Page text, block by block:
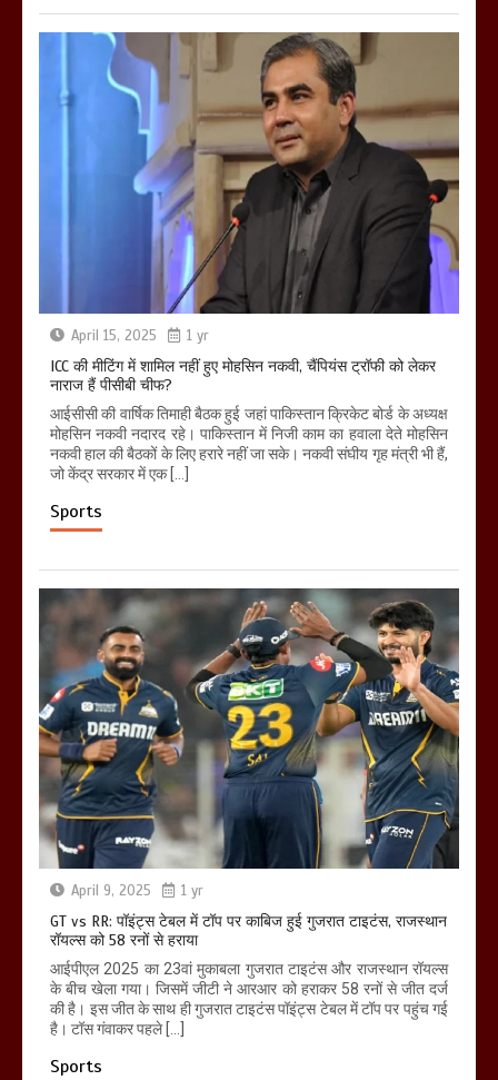
April 15, 2025 1 yr
ICC की मीटिंग में शामिल नहीं हुए मोहसिन नकवी, चैंपियंस ट्रॉफी को लेकर
नाराज हैं पीसीबी चीफ?
आईसीसी की वार्षिक तिमाही बैठक हुई जहां पाकिस्तान क्रिकेट बोर्ड के अध्यक्ष
मोहसिन नकवी नदारद रहे। पाकिस्तान में निजी काम का हवाला देते मोहसिन
नकवी हाल की बैठकों के लिए हरारे नहीं जा सके। नकवी संघीय गृह मंत्री भी हैं,
जो केंद्र सरकार में एक […]
Sports
April 9, 2025 1 yr
GT vs RR: पॉइंट्स टेबल में टॉप पर काबिज हुई गुजरात टाइटंस, राजस्थान
रॉयल्स को 58 रनों से हराया
आईपीएल 2025 का 23वां मुकाबला गुजरात टाइटंस और राजस्थान रॉयल्स
के बीच खेला गया। जिसमें जीटी ने आरआर को हराकर 58 रनों से जीत दर्ज
की है। इस जीत के साथ ही गुजरात टाइटंस पॉइंट्स टेबल में टॉप पर पहुंच गई
है। टॉस गंवाकर पहले […]
Sports